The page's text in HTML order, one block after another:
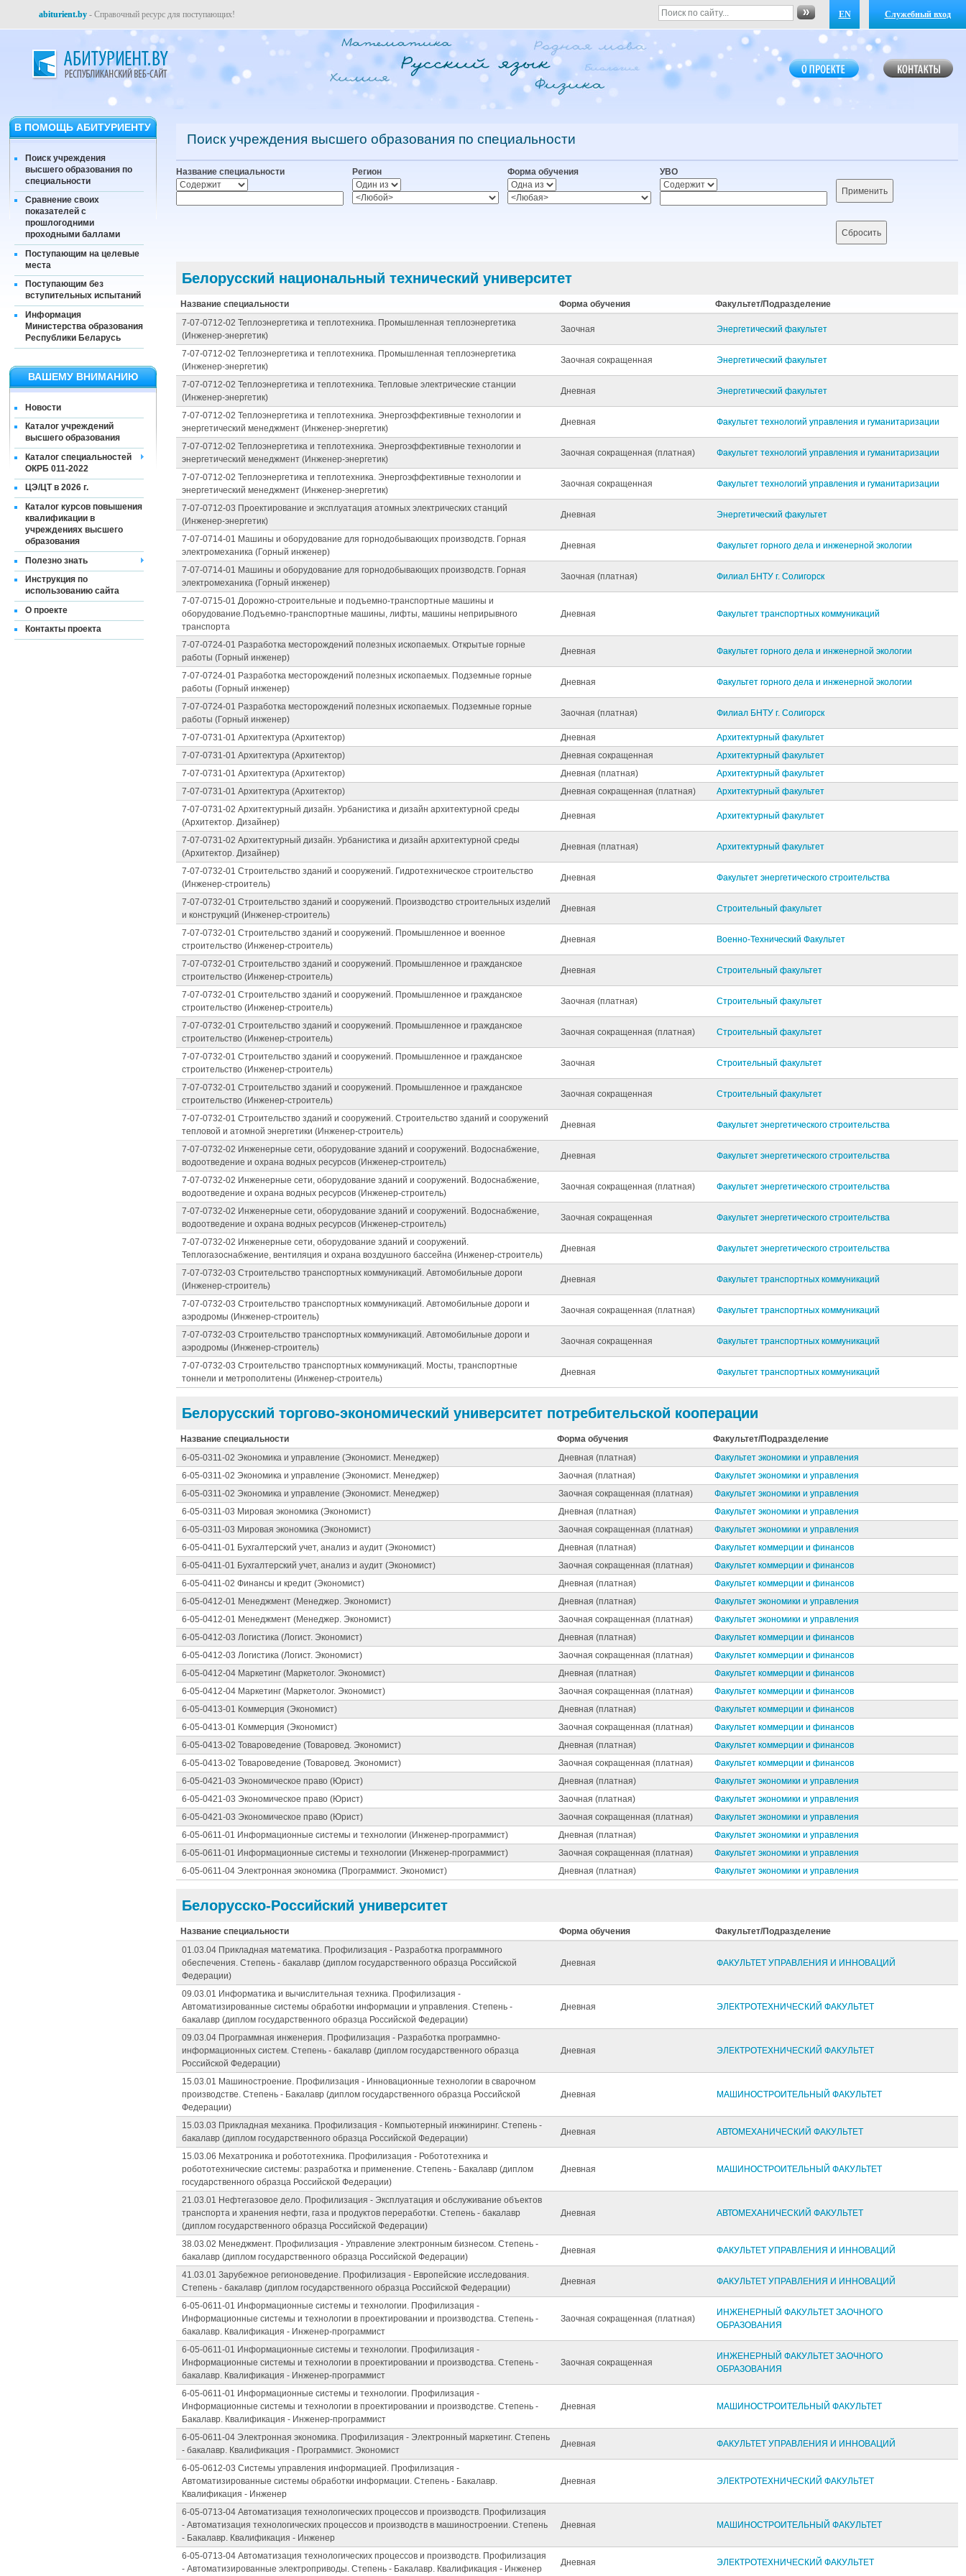
EN Служебный вход
abiturient.by - Справочный ресурс для поступающих!
В ПОМОЩЬ АБИТУРИЕНТУ
Поиск учреждения
высшего образования по
специальности
Сравнение своих
показателей с
прошлогодними
проходными баллами
Поступающим на целевые
места
Поступающим без
вступительных испытаний
Информация
Министерства образования
Республики Беларусь
ВАШЕМУ ВНИМАНИЮ
Новости
Каталог учреждений
высшего образования
Каталог специальностей
ОКРБ 011-2022
ЦЭ/ЦТ в 2026 г.
Каталог курсов повышения
квалификации в
учреждениях высшего
образования
Полезно знать
Инструкция по
использованию сайта
О проекте
Контакты проекта
Поиск учреждения высшего образования по специальности
Название специальности Регион Форма обучения УВО
Белорусский национальный технический университет
Название специальности Форма обучения
Факультет/Подразделение
7-07-0712-02 Теплоэнергетика и теплотехника. Промышленная теплоэнергетика
(Инженер-энергетик)
Заочная Энергетический факультет
7-07-0712-02 Теплоэнергетика и теплотехника. Промышленная теплоэнергетика
(Инженер-энергетик)
Заочная сокращенная Энергетический факультет
7-07-0712-02 Теплоэнергетика и теплотехника. Тепловые электрические станции
(Инженер-энергетик)
Дневная Энергетический факультет
7-07-0712-02 Теплоэнергетика и теплотехника. Энергоэффективные технологии и
энергетический менеджмент (Инженер-энергетик)
Дневная Факультет технологий управления и гуманитаризации
7-07-0712-02 Теплоэнергетика и теплотехника. Энергоэффективные технологии и
энергетический менеджмент (Инженер-энергетик)
Заочная сокращенная (платная) Факультет технологий управления и гуманитаризации
7-07-0712-02 Теплоэнергетика и теплотехника. Энергоэффективные технологии и
энергетический менеджмент (Инженер-энергетик)
Заочная сокращенная Факультет технологий управления и гуманитаризации
7-07-0712-03 Проектирование и эксплуатация атомных электрических станций
(Инженер-энергетик)
Дневная Энергетический факультет
7-07-0714-01 Машины и оборудование для горнодобывающих производств. Горная
электромеханика (Горный инженер)
Дневная Факультет горного дела и инженерной экологии
7-07-0714-01 Машины и оборудование для горнодобывающих производств. Горная
электромеханика (Горный инженер)
Заочная (платная) Филиал БНТУ г. Солигорск
7-07-0715-01 Дорожно-строительные и подъемно-транспортные машины и
оборудование.Подъемно-транспортные машины, лифты, машины неприрывного
транспорта
Дневная Факультет транспортных коммуникаций
7-07-0724-01 Разработка месторождений полезных ископаемых. Открытые горные
работы (Горный инженер)
Дневная Факультет горного дела и инженерной экологии
7-07-0724-01 Разработка месторождений полезных ископаемых. Подземные горные
работы (Горный инженер)
Дневная Факультет горного дела и инженерной экологии
7-07-0724-01 Разработка месторождений полезных ископаемых. Подземные горные
работы (Горный инженер)
Заочная (платная) Филиал БНТУ г. Солигорск
7-07-0731-01 Архитектура (Архитектор) Дневная
Архитектурный факультет
7-07-0731-01 Архитектура (Архитектор)
Дневная сокращенная
Архитектурный факультет
7-07-0731-01 Архитектура (Архитектор)
Дневная (платная)
Архитектурный факультет
7-07-0731-01 Архитектура (Архитектор)
Дневная сокращенная (платная)
Архитектурный факультет
7-07-0731-02 Архитектурный дизайн. Урбанистика и дизайн архитектурной среды
(Архитектор. Дизайнер)
Дневная Архитектурный факультет
7-07-0731-02 Архитектурный дизайн. Урбанистика и дизайн архитектурной среды
(Архитектор. Дизайнер)
Дневная (платная) Архитектурный факультет
7-07-0732-01 Строительство зданий и сооружений. Гидротехническое строительство
(Инженер-строитель)
Дневная Факультет энергетического строительства
7-07-0732-01 Строительство зданий и сооружений. Производство строительных изделий
и конструкций (Инженер-строитель)
Дневная Строительный факультет
7-07-0732-01 Строительство зданий и сооружений. Промышленное и военное
строительство (Инженер-строитель)
Дневная Военно-Технический Факультет
7-07-0732-01 Строительство зданий и сооружений. Промышленное и гражданское
строительство (Инженер-строитель)
Дневная Строительный факультет
7-07-0732-01 Строительство зданий и сооружений. Промышленное и гражданское
строительство (Инженер-строитель)
Заочная (платная) Строительный факультет
7-07-0732-01 Строительство зданий и сооружений. Промышленное и гражданское
строительство (Инженер-строитель)
Заочная сокращенная (платная) Строительный факультет
7-07-0732-01 Строительство зданий и сооружений. Промышленное и гражданское
строительство (Инженер-строитель)
Заочная Строительный факультет
7-07-0732-01 Строительство зданий и сооружений. Промышленное и гражданское
строительство (Инженер-строитель)
Заочная сокращенная Строительный факультет
7-07-0732-01 Строительство зданий и сооружений. Строительство зданий и сооружений
тепловой и атомной энергетики (Инженер-строитель)
Дневная Факультет энергетического строительства
7-07-0732-02 Инженерные сети, оборудование зданий и сооружений. Водоснабжение,
водоотведение и охрана водных ресурсов (Инженер-строитель)
Дневная Факультет энергетического строительства
7-07-0732-02 Инженерные сети, оборудование зданий и сооружений. Водоснабжение,
водоотведение и охрана водных ресурсов (Инженер-строитель)
Заочная сокращенная (платная) Факультет энергетического строительства
7-07-0732-02 Инженерные сети, оборудование зданий и сооружений. Водоснабжение,
водоотведение и охрана водных ресурсов (Инженер-строитель)
Заочная сокращенная Факультет энергетического строительства
7-07-0732-02 Инженерные сети, оборудование зданий и сооружений.
Теплогазоснабжение, вентиляция и охрана воздушного бассейна (Инженер-строитель)
Дневная Факультет энергетического строительства
7-07-0732-03 Строительство транспортных коммуникаций. Автомобильные дороги
(Инженер-строитель)
Дневная Факультет транспортных коммуникаций
7-07-0732-03 Строительство транспортных коммуникаций. Автомобильные дороги и
аэродромы (Инженер-строитель)
Заочная сокращенная (платная) Факультет транспортных коммуникаций
7-07-0732-03 Строительство транспортных коммуникаций. Автомобильные дороги и
аэродромы (Инженер-строитель)
Заочная сокращенная Факультет транспортных коммуникаций
7-07-0732-03 Строительство транспортных коммуникаций. Мосты, транспортные
тоннели и метрополитены (Инженер-строитель)
Дневная Факультет транспортных коммуникаций
Белорусский торгово-экономический университет потребительской кооперации
Название специальности Форма обучения
Факультет/Подразделение
6-05-0311-02 Экономика и управление (Экономист. Менеджер)
Дневная (платная)
Факультет экономики и управления
6-05-0311-02 Экономика и управление (Экономист. Менеджер)
Заочная (платная)
Факультет экономики и управления
6-05-0311-02 Экономика и управление (Экономист. Менеджер)
Заочная сокращенная (платная)
Факультет экономики и управления
6-05-0311-03 Мировая экономика (Экономист)
Дневная (платная)
Факультет экономики и управления
6-05-0311-03 Мировая экономика (Экономист)
Заочная сокращенная (платная)
Факультет экономики и управления
6-05-0411-01 Бухгалтерский учет, анализ и аудит (Экономист)
Дневная (платная)
Факультет коммерции и финансов
6-05-0411-01 Бухгалтерский учет, анализ и аудит (Экономист)
Заочная сокращенная (платная)
Факультет коммерции и финансов
6-05-0411-02 Финансы и кредит (Экономист)
Дневная (платная)
Факультет коммерции и финансов
6-05-0412-01 Менеджмент (Менеджер. Экономист)
Дневная (платная)
Факультет экономики и управления
6-05-0412-01 Менеджмент (Менеджер. Экономист)
Заочная сокращенная (платная)
Факультет экономики и управления
6-05-0412-03 Логистика (Логист. Экономист)
Дневная (платная)
Факультет коммерции и финансов
6-05-0412-03 Логистика (Логист. Экономист)
Заочная сокращенная (платная)
Факультет коммерции и финансов
6-05-0412-04 Маркетинг (Маркетолог. Экономист)
Дневная (платная)
Факультет коммерции и финансов
6-05-0412-04 Маркетинг (Маркетолог. Экономист)
Заочная сокращенная (платная)
Факультет коммерции и финансов
6-05-0413-01 Коммерция (Экономист)
Дневная (платная)
Факультет коммерции и финансов
6-05-0413-01 Коммерция (Экономист)
Заочная сокращенная (платная)
Факультет коммерции и финансов
6-05-0413-02 Товароведение (Товаровед. Экономист)
Дневная (платная)
Факультет коммерции и финансов
6-05-0413-02 Товароведение (Товаровед. Экономист)
Заочная сокращенная (платная)
Факультет коммерции и финансов
6-05-0421-03 Экономическое право (Юрист)
Дневная (платная)
Факультет экономики и управления
6-05-0421-03 Экономическое право (Юрист)
Заочная (платная)
Факультет экономики и управления
6-05-0421-03 Экономическое право (Юрист)
Заочная сокращенная (платная)
Факультет экономики и управления
6-05-0611-01 Информационные системы и технологии (Инженер-программист)
Дневная (платная)
Факультет экономики и управления
6-05-0611-01 Информационные системы и технологии (Инженер-программист)
Заочная сокращенная (платная)
Факультет экономики и управления
6-05-0611-04 Электронная экономика (Программист. Экономист)
Дневная (платная) Факультет экономики и управления
Белорусско-Российский университет
Название специальности Форма обучения
Факультет/Подразделение
01.03.04 Прикладная математика. Профилизация - Разработка программного
обеспечения. Степень - бакалавр (диплом государственного образца Российской
Федерации)
Дневная ФАКУЛЬТЕТ УПРАВЛЕНИЯ И ИННОВАЦИЙ
09.03.01 Информатика и вычислительная техника. Профилизация -
Автоматизированные системы обработки информации и управления. Степень -
бакалавр (диплом государственного образца Российской Федерации)
Дневная ЭЛЕКТРОТЕХНИЧЕСКИЙ ФАКУЛЬТЕТ
09.03.04 Программная инженерия. Профилизация - Разработка программно-
информационных систем. Степень - бакалавр (диплом государственного образца
Российской Федерации)
Дневная ЭЛЕКТРОТЕХНИЧЕСКИЙ ФАКУЛЬТЕТ
15.03.01 Машиностроение. Профилизация - Инновационные технологии в сварочном
производстве. Степень - Бакалавр (диплом государственного образца Российской
Федерации)
Дневная МАШИНОСТРОИТЕЛЬНЫЙ ФАКУЛЬТЕТ
15.03.03 Прикладная механика. Профилизация - Компьютерный инжиниринг. Степень -
бакалавр (диплом государственного образца Российской Федерации)
Дневная АВТОМЕХАНИЧЕСКИЙ ФАКУЛЬТЕТ
15.03.06 Мехатроника и робототехника. Профилизация - Робототехника и
робототехнические системы: разработка и применение. Степень - Бакалавр (диплом
государственного образца Российской Федерации)
Дневная МАШИНОСТРОИТЕЛЬНЫЙ ФАКУЛЬТЕТ
21.03.01 Нефтегазовое дело. Профилизация - Эксплуатация и обслуживание объектов
транспорта и хранения нефти, газа и продуктов переработки. Степень - бакалавр
(диплом государственного образца Российской Федерации)
Дневная АВТОМЕХАНИЧЕСКИЙ ФАКУЛЬТЕТ
38.03.02 Менеджмент. Профилизация - Управление электронным бизнесом. Степень -
бакалавр (диплом государственного образца Российской Федерации)
Дневная ФАКУЛЬТЕТ УПРАВЛЕНИЯ И ИННОВАЦИЙ
41.03.01 Зарубежное регионоведение. Профилизация - Европейские исследования.
Степень - бакалавр (диплом государственного образца Российской Федерации)
Дневная ФАКУЛЬТЕТ УПРАВЛЕНИЯ И ИННОВАЦИЙ
6-05-0611-01 Информационные системы и технологии. Профилизация -
Информационные системы и технологии в проектировании и производства. Степень -
бакалавр. Квалификация - Инженер-программист
Заочная сокращенная (платная)
ИНЖЕНЕРНЫЙ ФАКУЛЬТЕТ ЗАОЧНОГО
ОБРАЗОВАНИЯ
6-05-0611-01 Информационные системы и технологии. Профилизация -
Информационные системы и технологии в проектировании и производства. Степень -
бакалавр. Квалификация - Инженер-программист
Заочная сокращенная
ИНЖЕНЕРНЫЙ ФАКУЛЬТЕТ ЗАОЧНОГО
ОБРАЗОВАНИЯ
6-05-0611-01 Информационные системы и технологии. Профилизация -
Информационные системы и технологии в проектировании и производстве. Степень -
Бакалавр. Квалификация - Инженер-программист
Дневная МАШИНОСТРОИТЕЛЬНЫЙ ФАКУЛЬТЕТ
6-05-0611-04 Электронная экономика. Профилизация - Электронный маркетинг. Степень
- бакалавр. Квалификация - Программист. Экономист
Дневная ФАКУЛЬТЕТ УПРАВЛЕНИЯ И ИННОВАЦИЙ
6-05-0612-03 Системы управления информацией. Профилизация -
Автоматизированные системы обработки информации. Степень - Бакалавр.
Квалификация - Инженер
Дневная ЭЛЕКТРОТЕХНИЧЕСКИЙ ФАКУЛЬТЕТ
6-05-0713-04 Автоматизация технологических процессов и производств. Профилизация
- Автоматизация технологических процессов и производств в машиностроении. Степень
- Бакалавр. Квалификация - Инженер
Дневная МАШИНОСТРОИТЕЛЬНЫЙ ФАКУЛЬТЕТ
6-05-0713-04 Автоматизация технологических процессов и производств. Профилизация
- Автоматизированные электроприводы. Степень - Бакалавр. Квалификация - Инженер
Дневная ЭЛЕКТРОТЕХНИЧЕСКИЙ ФАКУЛЬТЕТ